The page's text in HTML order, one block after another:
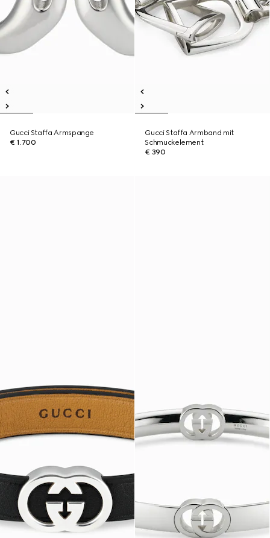
Gucci Staffa Armspange
€ 1.700
Gucci Staffa Armband mit
Schmuckelement
€ 390